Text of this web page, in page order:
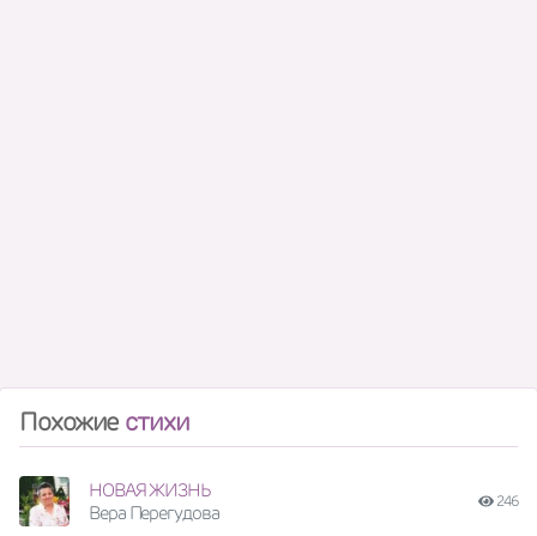
Похожие стихи
НОВАЯ ЖИЗНЬ
Вера Перегудова
246